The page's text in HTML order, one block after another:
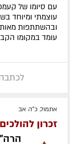
עם סיומו של
עוצמתי ומיוחד
ובהשתתפות
עומד במקומו
אתמול, כ"ה אב
זכרון להולכים